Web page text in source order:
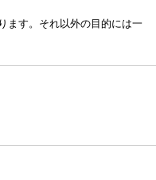
ます。それ以外の目的には一